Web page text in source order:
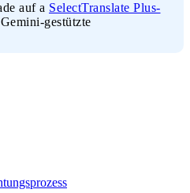
auf a SelectTranslate Plus-
gestützte